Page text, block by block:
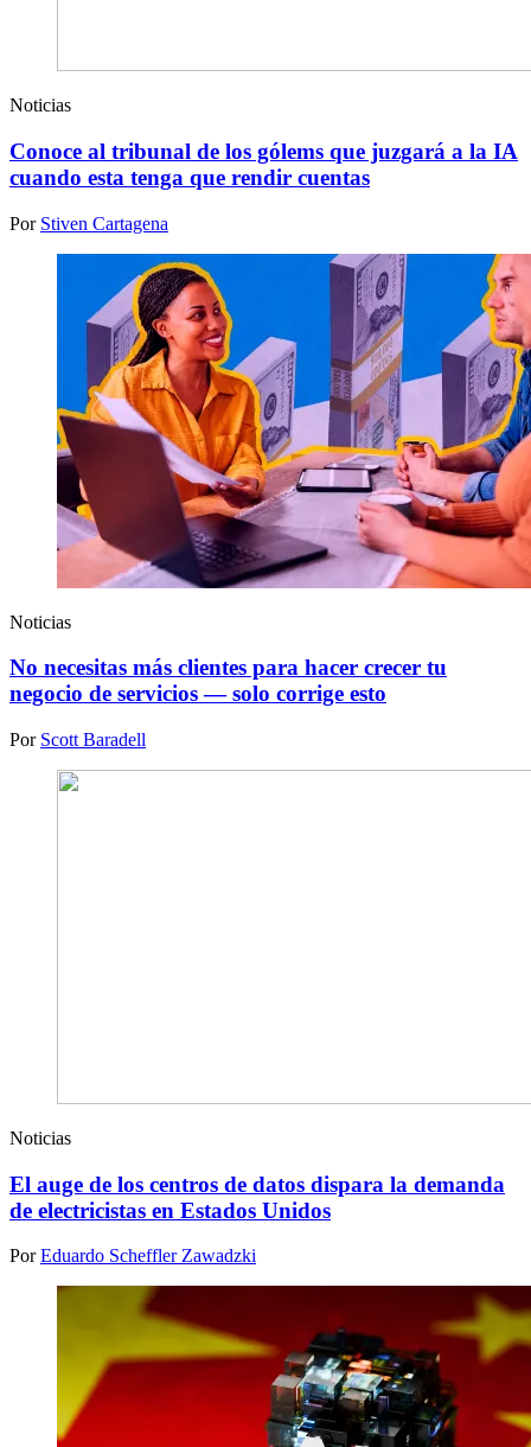
Noticias
Conoce al tribunal de los gólems que juzgará a la IA
cuando esta tenga que rendir cuentas
Por Stiven Cartagena
Noticias
No necesitas más clientes para hacer crecer tu
negocio de servicios — solo corrige esto
Por Scott Baradell
Noticias
El auge de los centros de datos dispara la demanda
de electricistas en Estados Unidos
PorEduardo Scheffler Zawadzki